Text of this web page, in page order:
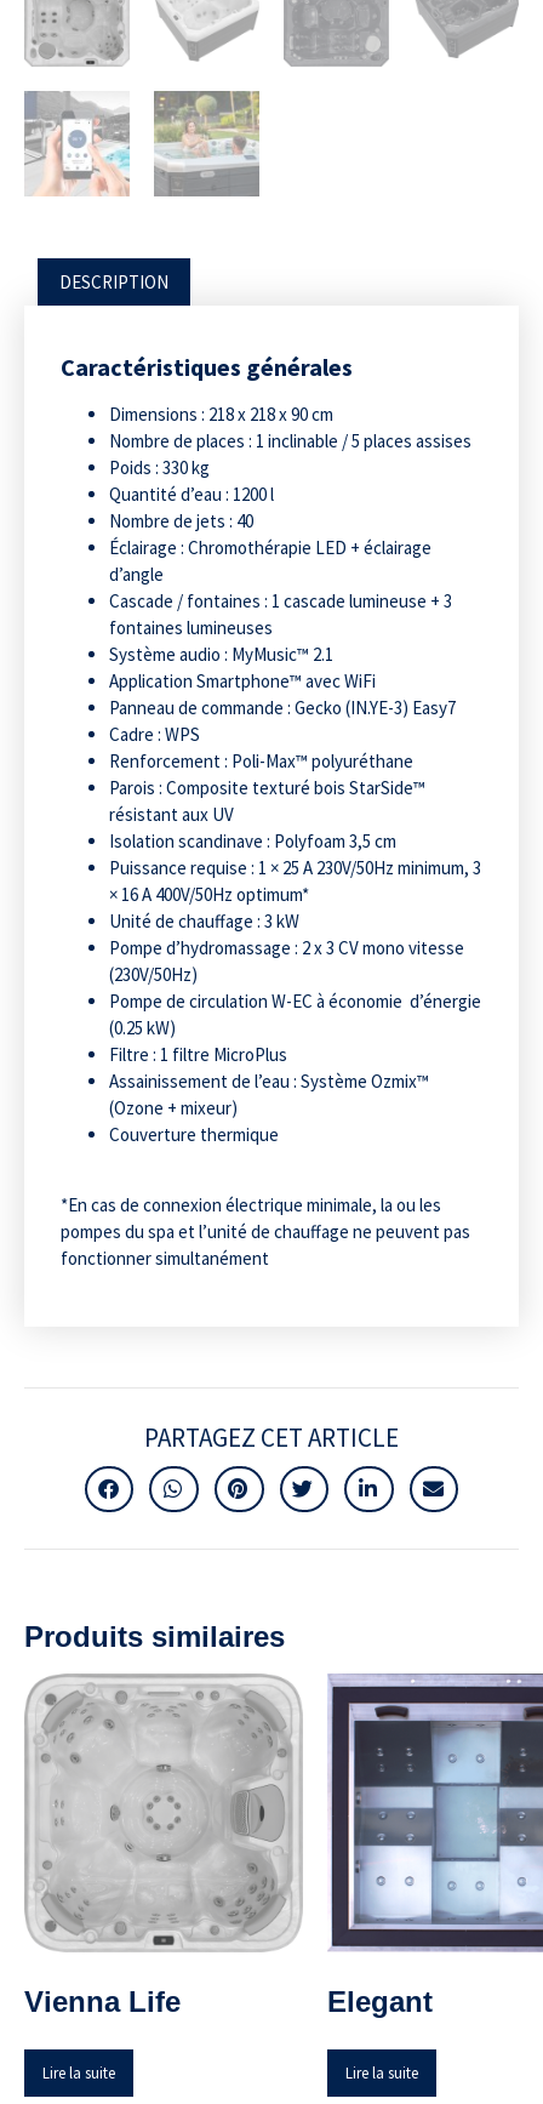
DESCRIPTION
Caractéristiques générales
Dimensions : 218 x 218 x 90 cm
Nombre de places : 1 inclinable / 5 places assises
Poids : 330 kg
Quantité d’eau : 1200 l
Nombre de jets : 40
Éclairage : Chromothérapie LED + éclairage
d’angle
Cascade / fontaines : 1 cascade lumineuse + 3
fontaines lumineuses
Système audio : MyMusic™ 2.1
Application Smartphone™ avec WiFi
Panneau de commande : Gecko (IN.YE-3) Easy7
Cadre : WPS
Renforcement : Poli-Max™ polyuréthane
Parois : Composite texturé bois StarSide™
résistant aux UV
Isolation scandinave : Polyfoam 3,5 cm
Puissance requise : 1 × 25 A 230V/50Hz minimum, 3
× 16 A 400V/50Hz optimum*
Unité de chauffage : 3 kW
Pompe d’hydromassage : 2 x 3 CV mono vitesse
(230V/50Hz)
Pompe de circulation W-EC à économie d’énergie
(0.25 kW)
Filtre : 1 filtre MicroPlus
Assainissement de l’eau : Système Ozmix™
(Ozone + mixeur)
Couverture thermique
*En cas de connexion électrique minimale, la ou les
pompes du spa et l’unité de chauffage ne peuvent pas
fonctionner simultanément
PARTAGEZ CET ARTICLE
Produits similaires
Vienna Life
Lire la suite
Elegant
Lire la suite